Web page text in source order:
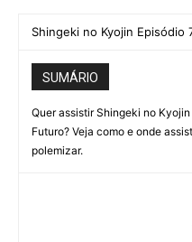
Shingeki no Kyojin Episódio
SUMÁRIO
Quer assistir Shingeki no
Futuro? Veja como e onde
polemizar.